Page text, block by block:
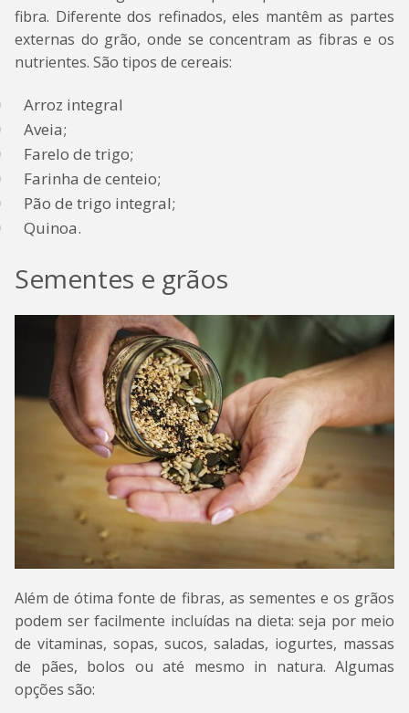
fibra. Diferente dos refinados, eles mantêm as partes
externas do grão, onde se concentram as fibras e os
nutrientes. São tipos de cereais:
Arroz integral
Aveia;
Farelo de trigo;
Farinha de centeio;
Pão de trigo integral;
Quinoa.
Sementes e grãos
Além de ótima fonte de fibras, as sementes e os grãos
podem ser facilmente incluídas na dieta: seja por meio
de vitaminas, sopas, sucos, saladas, iogurtes, massas
de pães, bolos ou até mesmo in natura. Algumas
opções são: